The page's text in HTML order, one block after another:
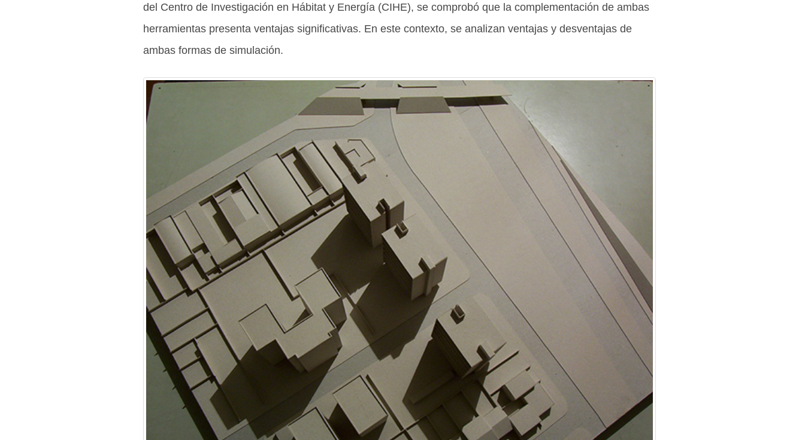
del Centro de Investigación en Hábitat y Energía (CIHE), se comprobó que la complementación de ambas
herramientas presenta ventajas significativas. En este contexto, se analizan ventajas y desventajas de
ambas formas de simulación.